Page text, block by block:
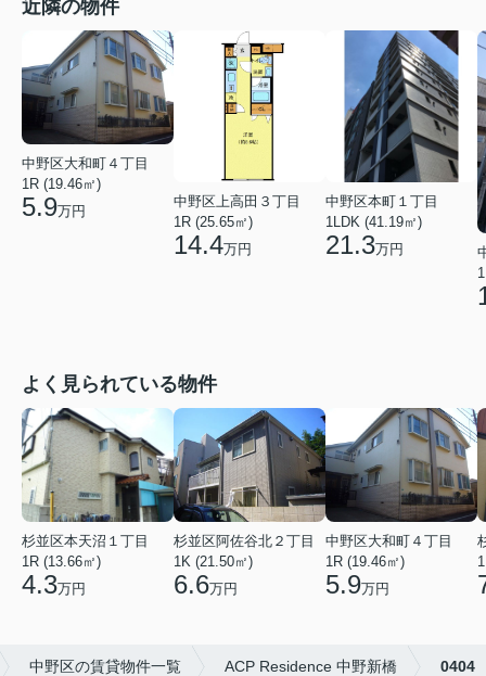
近隣の物件
中野区大和町４丁目
1R (19.46㎡)
5.9万円
中野区上高田３丁目
1R (25.65㎡)
14.4万円
中野区本町１丁目
1LDK (41.19㎡)
21.3万円
よく見られている物件
杉並区本天沼１丁目
1R (13.66㎡)
4.3万円
杉並区阿佐谷北２丁目
1K (21.50㎡)
6.6万円
中野区大和町４丁目
1R (19.46㎡)
5.9万円
中野区の賃貸物件一覧 ACP Residence 中野新橋 0404